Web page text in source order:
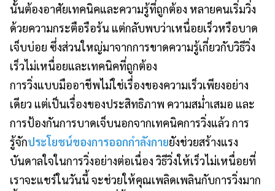
นั้นต้องอาศัยเทคนิคและความรู้ที่ถูกต้อง หลายคนเริ่มวิ่ง
ด้วยความกระตือรือร้น แต่กลับพบว่าเหนื่อยเร็วหรือบาด
เจ็บบ่อย ซึ่งส่วนใหญ่มาจากการขาดความรู้เกี่ยวกับวิธีวิ่ง
เร็วไม่เหนื่อยและเทคนิคที่ถูกต้อง
การวิ่งแบบมืออาชีพไม่ใช่เรื่องของความเร็วเพียงอย่าง
เดียว แต่เป็นเรื่องของประสิทธิภาพ ความสม่ำเสมอ และ
การป้องกันการบาดเจ็บนอกจากเทคนิคการวิ่งแล้ว การ
รู้จักประโยชน์ของการออกกำลังกายยังช่วยสร้างแรง
บันดาลใจในการวิ่งอย่างต่อเนื่อง วิธีวิ่งให้เร็วไม่เหนื่อยที่
เราจะแชร์ในวันนี้ จะช่วยให้คุณเพลิดเพลินกับการวิ่งมาก